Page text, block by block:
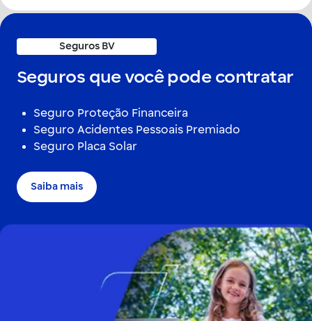
Seguros BV
Seguros que você pode contratar
Seguro Proteção Financeira
Seguro Acidentes Pessoais Premiado
Seguro Placa Solar
Saiba mais